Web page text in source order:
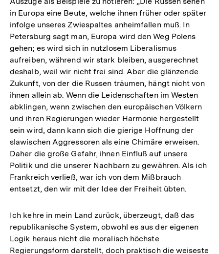
in Europa eine Beute, welche ihnen früher oder später
infolge unseres Zwiespaltes anheimfallen muß. In
Petersburg sagt man, Europa wird den Weg Polens
gehen; es wird sich in nutzlosem Liberalismus
aufreiben, während wir stark bleiben, ausgerechnet
deshalb, weil wir nicht frei sind. Aber die glänzende
Zukunft, von der die Russen träumen, hängt nicht von
ihnen allein ab. Wenn die Leidenschaften im Westen
abklingen, wenn zwischen den europäischen Völkern
und ihren Regierungen wieder Harmonie hergestellt
sein wird, dann kann sich die gierige Hoffnung der
slawischen Aggressoren als eine Chimäre erweisen.
Daher die große Gefahr, ihnen Einfluß auf unsere
Politik und die unserer Nachbarn zu gewähren. Als ich
Frankreich verließ, war ich von dem Mißbrauch
entsetzt, den wir mit der Idee der Freiheit übten.
Ich kehre in mein Land zurück, überzeugt, daß das
republikanische System, obwohl es aus der eigenen
Logik heraus nicht die moralisch höchste
Regierungsform darstellt, doch praktisch die weiseste